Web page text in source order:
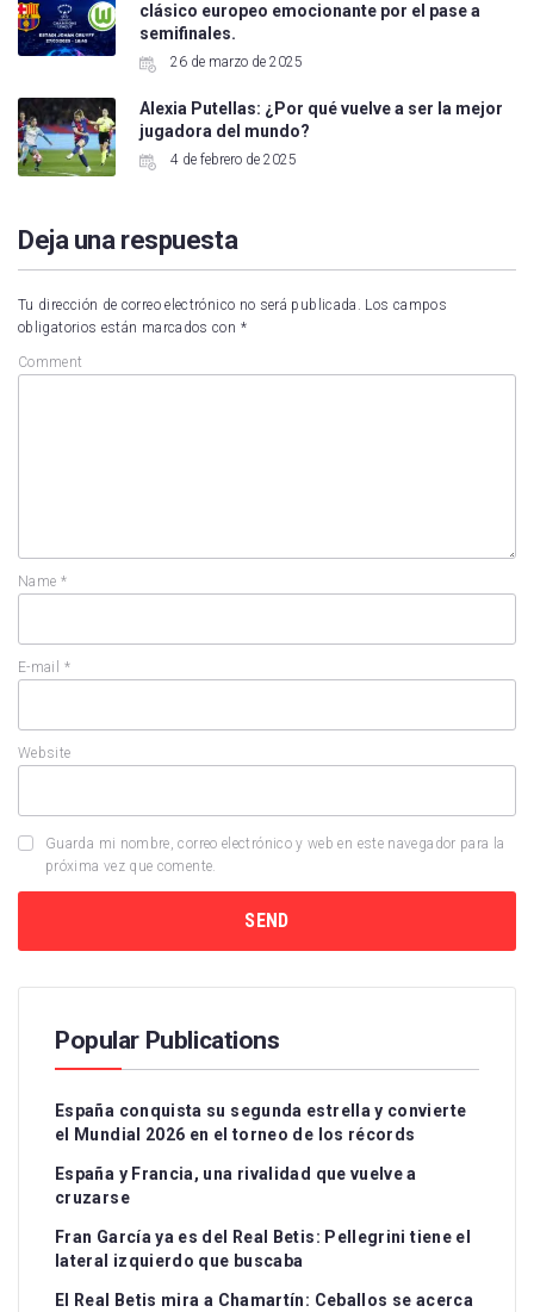
clásico europeo emocionante por el pase a
semifinales.
26 de marzo de 2025
Alexia Putellas: ¿Por qué vuelve a ser la mejor
jugadora del mundo?
4 de febrero de 2025
Deja una respuesta
Tu dirección de correo electrónico no será publicada. Los campos
obligatorios están marcados con *
Comment
Name *
E-mail *
Website
Guarda mi nombre, correo electrónico y web en este navegador para la
próxima vez que comente.
Popular Publications
España conquista su segunda estrella y convierte
el Mundial 2026 en el torneo de los récords
España y Francia, una rivalidad que vuelve a
cruzarse
Fran García ya es del Real Betis: Pellegrini tiene el
lateral izquierdo que buscaba
El Real Betis mira a Chamartín: Ceballos se acerca